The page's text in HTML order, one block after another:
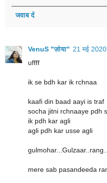
जवाब दें
VenuS "ज़ोया" 21 मई
uffff
ik se bdh kar ik rchnaa
kaafi din baad aayi is traf
socha jitni rchnaaye pdh
ik pdh kar agli
agli pdh kar usse agli
mere sab pasandeeda